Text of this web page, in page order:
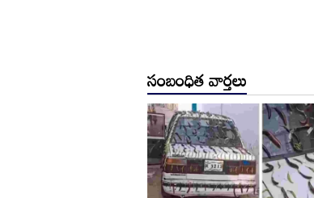
సంబంధిత వార్తలు